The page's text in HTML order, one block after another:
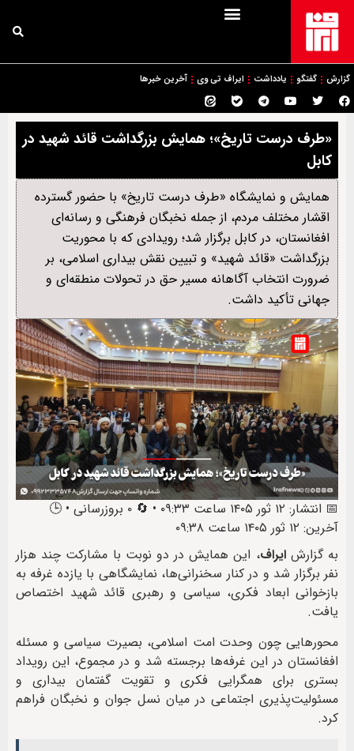
گزارش گفتگو یادداشت ایراف تی وی آخرین خبرها
«طرف درست تاریخ»؛ همایش بزرگداشت قائد شهید در
کابل
همایش و نمایشگاه «طرف درست تاریخ» با حضور گسترده
اقشار مختلف مردم، از جمله نخبگان فرهنگی و رسانه‌ای
افغانستان، در کابل برگزار شد؛ رویدادی که با محوریت
بزرگداشت «قائد شهید» و تبیین نقش بیداری اسلامی، بر
ضرورت انتخاب آگاهانه مسیر حق در تحولات منطقه‌ای و
جهانی تأکید داشت.
📅 انتشار: ۱۲ ثور ۱۴۰۵ ساعت ۰۹:۳۳ • 🔄 ۰ بروزرسانی • 🕒
آخرین: ۱۲ ثور ۱۴۰۵ ساعت ۰۹:۳۸
به گزارشایراف، این همایش در دو نوبت با مشارکت چند هزار
نفر برگزار شد و در کنار سخنرانی‌ها، نمایشگاهی با یازده غرفه به
بازخوانی ابعاد فکری، سیاسی و رهبری قائد شهید اختصاص
یافت.
محورهایی چون وحدت امت اسلامی، بصیرت سیاسی و مسئله
افغانستان در این غرفه‌ها برجسته شد و در مجموع، این رویداد
بستری برای همگرایی فکری و تقویت گفتمان بیداری و
مسئولیت‌پذیری اجتماعی در میان نسل جوان و نخبگان فراهم
کرد.